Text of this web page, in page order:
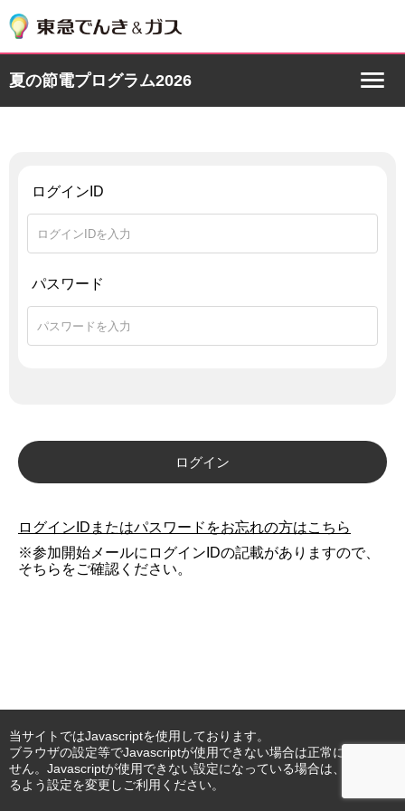
夏の節電プログラム2026
ログインID
パスワード
ログイン
ログインIDまたはパスワードをお忘れの方はこちら
※参加開始メールにログインIDの記載がありますので、
そちらをご確認ください。
当サイトではJavascriptを使用しております。
ブラウザの設定等でJavascriptが使用できない場合は正常に動作しま
せん。Javascriptが使用できない設定になっている場合は、使用でき
るよう設定を変更しご利用ください。